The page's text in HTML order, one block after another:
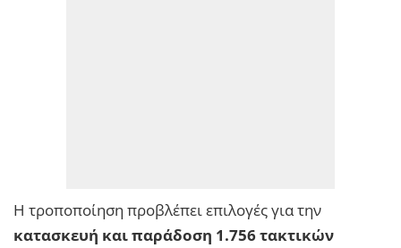
Η τροποποίηση προβλέπει επιλογές για την
κατασκευή και παράδοση 1.756 τακτικών